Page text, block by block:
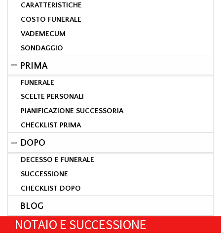
CARATTERISTICHE
COSTO FUNERALE
VADEMECUM
SONDAGGIO
PRIMA
FUNERALE
SCELTE PERSONALI
PIANIFICAZIONE SUCCESSORIA
CHECKLIST PRIMA
DOPO
DECESSO E FUNERALE
SUCCESSIONE
CHECKLIST DOPO
BLOG
NOTAIO E SUCCESSIONE